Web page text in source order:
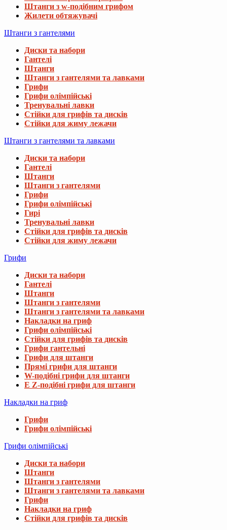
Штанги з w-подібним грифом
Жилети обтяжувачі
Штанги з гантелями
Диски та набори
Гантелі
Штанги
Штанги з гантелями та лавками
Грифи
Грифи олімпійські
Тренувальні лавки
Стійки для грифів та дисків
Стійки для жиму лежачи
Штанги з гантелями та лавками
Диски та набори
Гантелі
Штанги
Штанги з гантелями
Грифи
Грифи олімпійські
Гирі
Тренувальні лавки
Стійки для грифів та дисків
Стійки для жиму лежачи
Грифи
Диски та набори
Гантелі
Штанги
Штанги з гантелями
Штанги з гантелями та лавками
Накладки на гриф
Грифи олімпійські
Стійки для грифів та дисків
Грифи гантельні
Грифи для штанги
Прямі грифи для штанги
W-подібні грифи для штанги
E Z-подібні грифи для штанги
Накладки на гриф
Грифи
Грифи олімпійські
Грифи олімпійські
Диски та набори
Штанги
Штанги з гантелями
Штанги з гантелями та лавками
Грифи
Накладки на гриф
Стійки для грифів та дисків